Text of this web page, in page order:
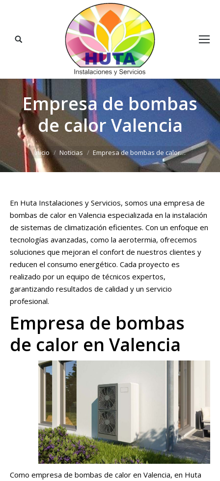
Buscar:
Empresa de bombas
de calor Valencia
Estás aquí:
Inicio Noticias Empresa de bombas de calor…
En Huta Instalaciones y Servicios, somos una empresa de
bombas de calor en Valencia especializada en la instalación
de sistemas de climatización eficientes. Con un enfoque en
tecnologías avanzadas, como la aerotermia, ofrecemos
soluciones que mejoran el confort de nuestros clientes y
reducen el consumo energético. Cada proyecto es
realizado por un equipo de técnicos expertos,
garantizando resultados de calidad y un servicio
profesional.
Empresa de bombas
de calor en Valencia
Como empresa de bombas de calor en Valencia, en Huta